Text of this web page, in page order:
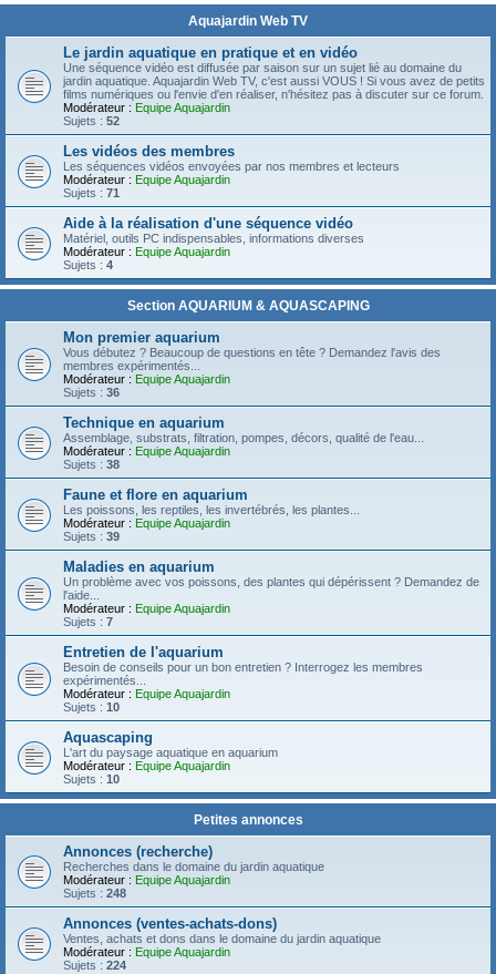
Aquajardin Web TV
Le jardin aquatique en pratique et en vidéo
Une séquence vidéo est diffusée par saison sur un sujet lié au domaine du
jardin aquatique. Aquajardin Web TV, c'est aussi VOUS ! Si vous avez de petits
films numériques ou l'envie d'en réaliser, n'hésitez pas à discuter sur ce forum.
Modérateur : Equipe Aquajardin
Sujets : 52
Les vidéos des membres
Les séquences vidéos envoyées par nos membres et lecteurs
Modérateur : Equipe Aquajardin
Sujets : 71
Aide à la réalisation d'une séquence vidéo
Matériel, outils PC indispensables, informations diverses
Modérateur : Equipe Aquajardin
Sujets : 4
Section AQUARIUM & AQUASCAPING
Mon premier aquarium
Vous débutez ? Beaucoup de questions en tête ? Demandez l'avis des
membres expérimentés...
Modérateur : Equipe Aquajardin
Sujets : 36
Technique en aquarium
Assemblage, substrats, filtration, pompes, décors, qualité de l'eau...
Modérateur : Equipe Aquajardin
Sujets : 38
Faune et flore en aquarium
Les poissons, les reptiles, les invertébrés, les plantes...
Modérateur : Equipe Aquajardin
Sujets : 39
Maladies en aquarium
Un problème avec vos poissons, des plantes qui dépérissent ? Demandez de
l'aide...
Modérateur : Equipe Aquajardin
Sujets : 7
Entretien de l'aquarium
Besoin de conseils pour un bon entretien ? Interrogez les membres
expérimentés...
Modérateur : Equipe Aquajardin
Sujets : 10
Aquascaping
L'art du paysage aquatique en aquarium
Modérateur : Equipe Aquajardin
Sujets : 10
Petites annonces
Annonces (recherche)
Recherches dans le domaine du jardin aquatique
Modérateur : Equipe Aquajardin
Sujets : 248
Annonces (ventes-achats-dons)
Ventes, achats et dons dans le domaine du jardin aquatique
Modérateur : Equipe Aquajardin
Sujets : 224